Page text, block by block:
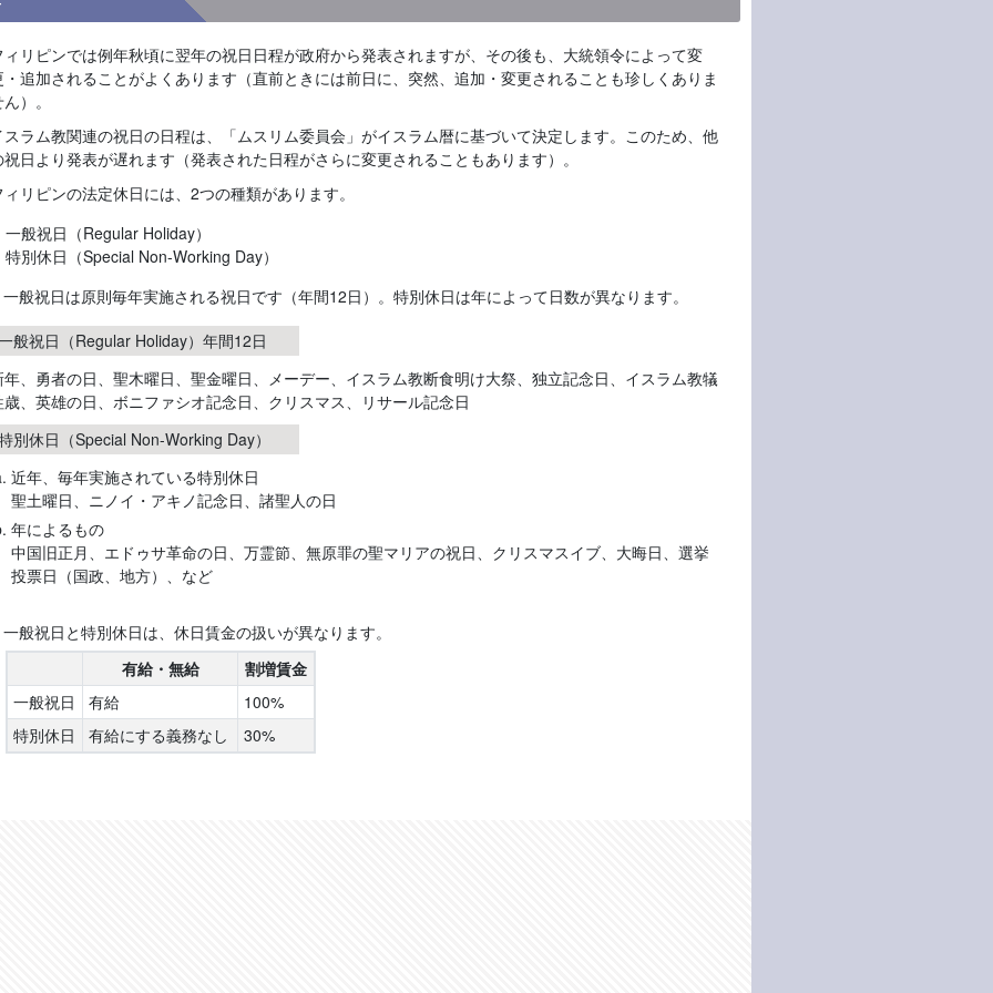
ィリピンでは例年秋頃に翌年の祝日日程が政府から発表されますが、その後も、大統領令によって変
・追加されることがよくあります（直前ときには前日に、突然、追加・変更されることも珍しくありま
）。
スラム教関連の祝日の日程は、「ムスリム委員会」がイスラム暦に基づいて決定します。このため、他
祝日より発表が遅れます（発表された日程がさらに変更されることもあります）。
ィリピンの法定休日には、2つの種類があります。
一般祝日（Regular Holiday）
特別休日（Special Non-Working Day）
般祝日は原則毎年実施される祝日です（年間12日）。特別休日は年によって日数が異なります。
般祝日（Regular Holiday）年間12日
年、勇者の日、聖木曜日、聖金曜日、メーデー、イスラム教断食明け大祭、独立記念日、イスラム教犠
歳、英雄の日、ボニファシオ記念日、クリスマス、リサール記念日
別休日（Special Non-Working Day）
近年、毎年実施されている特別休日
聖土曜日、ニノイ・アキノ記念日、諸聖人の日
年によるもの
中国旧正月、エドゥサ革命の日、万霊節、無原罪の聖マリアの祝日、クリスマスイブ、大晦日、選挙
投票日（国政、地方）、など
般祝日と特別休日は、休日賃金の扱いが異なります。
有給・無給
割増賃金
一般祝日
有給
100%
特別休日
有給にする義務なし 30%